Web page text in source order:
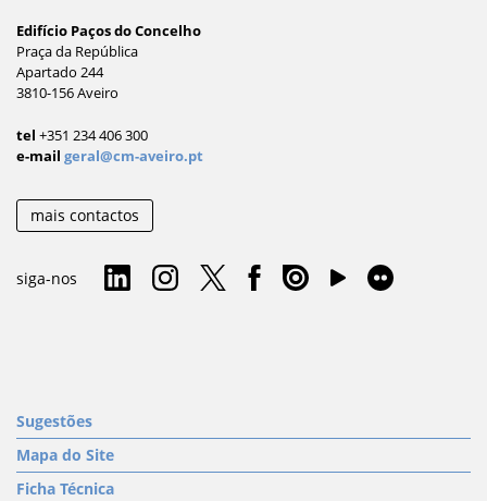
Edifício Paços do Concelho
Praça da República
Apartado 244
3810-156 Aveiro
tel +351 234 406 300
e-mail geral@cm-aveiro.pt
mais contactos
siga-nos
Sugestões
Mapa do Site
Ficha Técnica